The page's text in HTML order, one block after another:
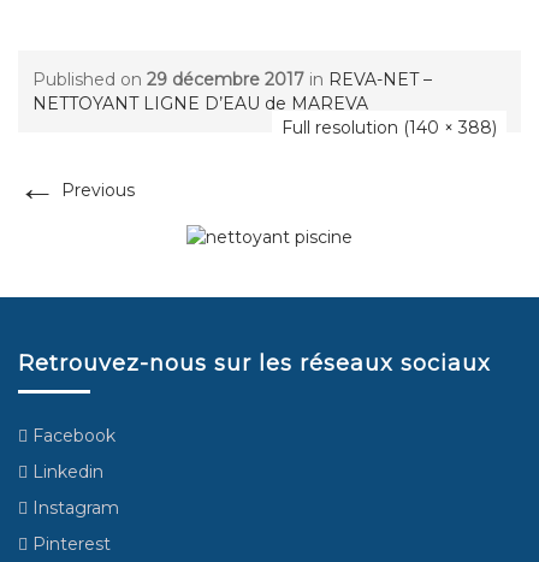
Published on 29 décembre 2017 in REVA-NET –
NETTOYANT LIGNE D’EAU de MAREVA
Full resolution (140 × 388)
← Previous
Retrouvez-nous sur les réseaux sociaux
Facebook
Linkedin
Instagram
Pinterest